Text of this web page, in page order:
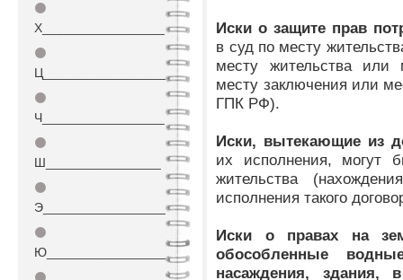
⚫
Х_________________
⚫
Ц_________________
⚫
Ч_________________
⚫
Ш________________
⚫
Э_________________
⚫
Ю_________________
Иски о защите прав
в суд по месту
месту жительства
месту заключения или
ГПК РФ).
Иски, вытекающие из
их исполнения, могут
жительства
исполнения такого
Иски о правах на
обособленные
насаждения,